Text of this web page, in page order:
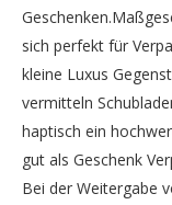
sich perfekt für
kleine Luxus
vermitteln
haptisch ein
gut als Geschenk
Bei der Weitergabe